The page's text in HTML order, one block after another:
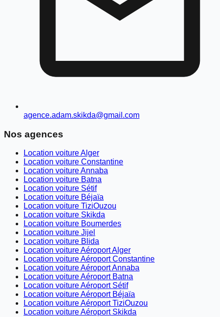
agence.adam.skikda@gmail.com
Nos agences
Location voiture Alger
Location voiture Constantine
Location voiture Annaba
Location voiture Batna
Location voiture Sétif
Location voiture Béjaïa
Location voiture TiziOuzou
Location voiture Skikda
Location voiture Boumerdes
Location voiture Jijel
Location voiture Blida
Location voiture Aéroport Alger
Location voiture Aéroport Constantine
Location voiture Aéroport Annaba
Location voiture Aéroport Batna
Location voiture Aéroport Sétif
Location voiture Aéroport Béjaïa
Location voiture Aéroport TiziOuzou
Location voiture Aéroport Skikda